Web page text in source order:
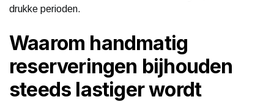
drukke perioden.
Waarom handmatig
reserveringen bijhouden
steeds lastiger wordt